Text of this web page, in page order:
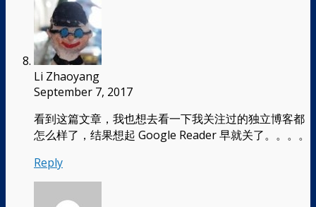
Li Zhaoyang
September 7, 2017
看到这篇文章，我也想去看一下我关注过的独立博客都
怎么样了，结果想起 Google Reader 早就关了。。。。
Reply